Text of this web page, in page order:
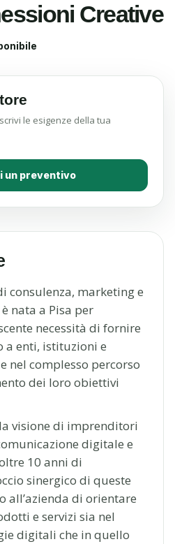
Creative
le esigenze della tua
un preventivo
consulenza, marketing e
nata a Pisa per
necessità di fornire
enti, istituzioni e
nel complesso percorso
dei loro obiettivi
visione di imprenditori
digitale e
10 anni di
sinergico di queste
all’azienda di orientare
e servizi sia nel
digitali che in quello